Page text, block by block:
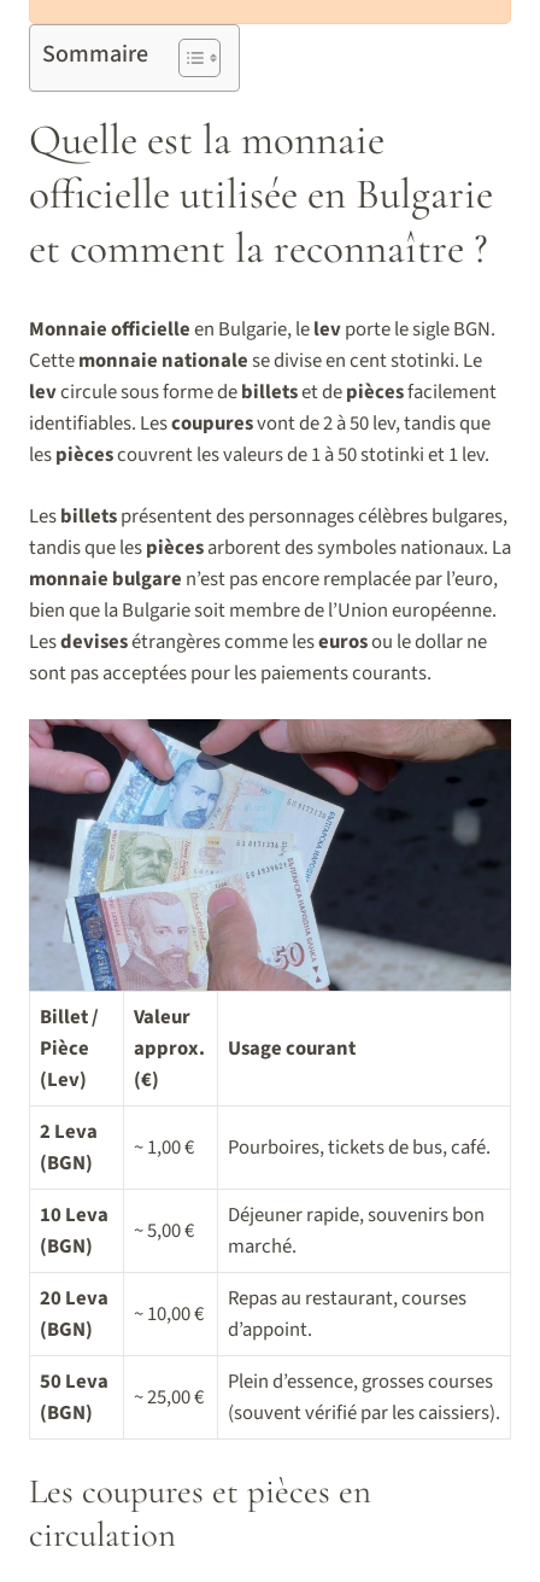
Sommaire
Quelle est la monnaie
officielle utilisée en Bulgarie
et comment la reconnaître ?
Monnaie officielleen Bulgarie, lelevporte le sigle BGN.
Cettemonnaie nationalese divise en cent stotinki. Le
levcircule sous forme debilletset depiècesfacilement
identifiables. Lescoupuresvont de 2 à 50 lev, tandis que
lespiècescouvrent les valeurs de 1 à 50 stotinki et 1 lev.
Lesbilletsprésentent des personnages célèbres bulgares,
tandis que lespiècesarborent des symboles nationaux. La
monnaie bulgare n’est pas encore remplacée par l’euro,
bien que la Bulgarie soit membre de l’Union européenne.
Lesdevisesétrangères comme leseurosou le dollar ne
sont pas acceptées pour les paiements courants.
Billet /
Pièce
(Lev)
Valeur
approx.
(€)
Usage courant
2 Leva
(BGN)
~ 1,00 € Pourboires, tickets de bus, café.
10 Leva
(BGN)
~ 5,00 €
Déjeuner rapide, souvenirs bon
marché.
20 Leva
(BGN)
~ 10,00 €
Repas au restaurant, courses
d’appoint.
50 Leva
(BGN)
~ 25,00 €
Plein d’essence, grosses courses
(souvent vérifié par les caissiers).
Les coupures et pièces en
circulation